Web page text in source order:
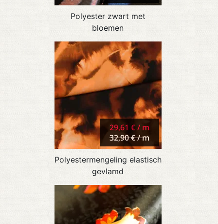
Polyester zwart met
bloemen
29,61 € / m
32,90 € / m
Polyestermengeling elastisch
gevlamd